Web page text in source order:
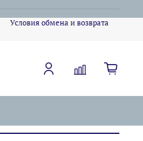
Условия обмена и возврата